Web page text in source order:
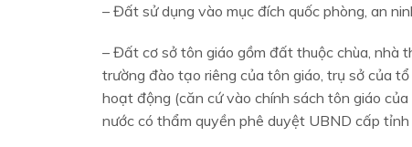
– Đất sử dụng vào mục đích quốc phòng, an
– Đất cơ sở tôn giáo gồm đất thuộc chùa, nhà
trường đào tạo riêng của tôn giáo, trụ sở của
hoạt động (căn cứ vào chính sách tôn giáo
nước có thẩm quyền phê duyệt UBND cấp